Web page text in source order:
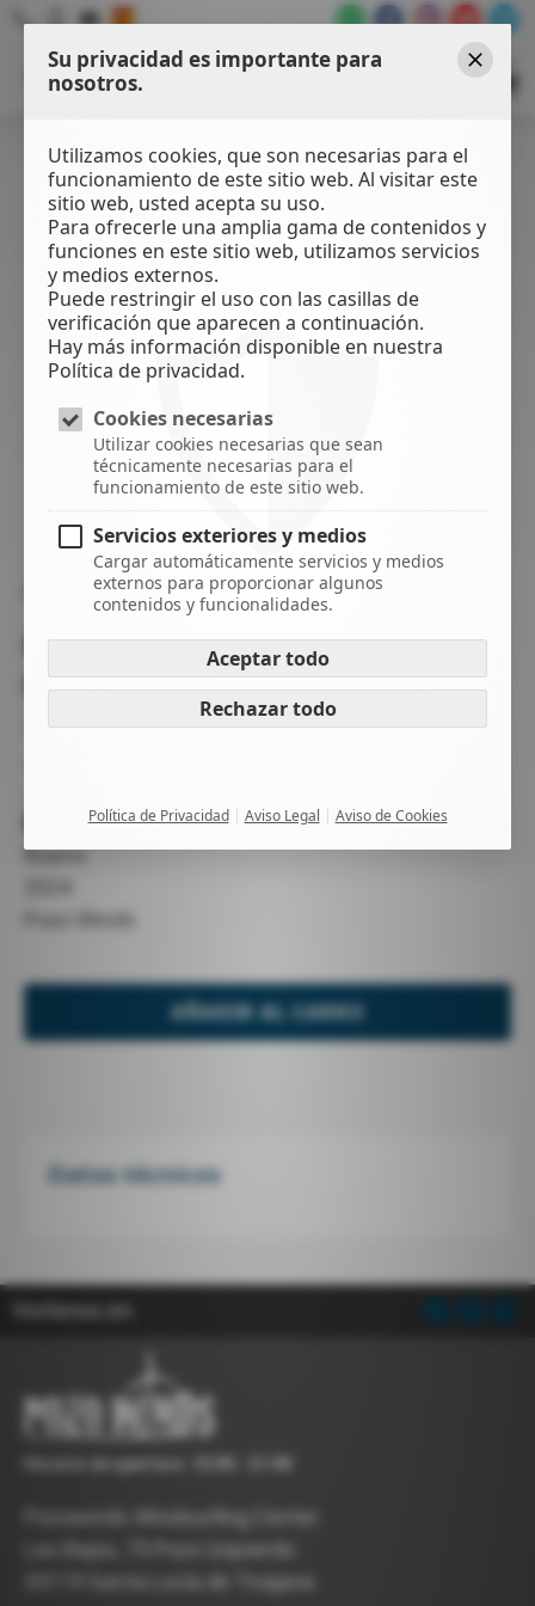
WATER
SPORTS
ROPA POZOWINDS
CAMISETA PW GRIS/VERDE
ORGANIC
Haz una pregunta
Nuevo
AÑADIR AL CARRO
Datos técnicos
Visítenos en:
Pozowinds Windsurfing Center
Las Bajas, 75 Pozo Izquierdo
35119 Santa Lucía de Tirajana
Cerrar
Su privacidad es importante para
nosotros.
Utilizamos cookies, que son necesarias para el
funcionamiento de este sitio web. Al visitar este
sitio web, usted acepta su uso.
Para ofrecerle una amplia gama de contenidos y
funciones en este sitio web, utilizamos servicios
y medios externos.
Puede restringir el uso con las casillas de
verificación que aparecen a continuación.
Hay más información disponible en nuestra
Política de privacidad.
Cookies necesarias
Utilizar cookies necesarias que sean
técnicamente necesarias para el
funcionamiento de este sitio web.
Servicios exteriores y medios
Cargar automáticamente servicios y medios
externos para proporcionar algunos
contenidos y funcionalidades.
Aceptar todo
Rechazar todo
Política de Privacidad Aviso Legal Aviso de Cookies